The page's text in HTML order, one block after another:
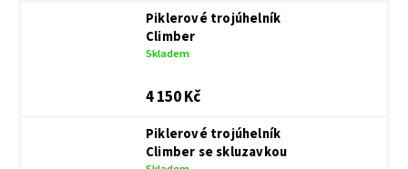
Piklerové trojúhelník
Climber
Skladem
4 150 Kč
Piklerové trojúhelník
Climber se skluzavkou